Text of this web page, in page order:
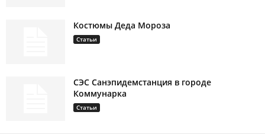
Костюмы Деда Мороза
Статьи
СЭС Санэпидемстанция в городе
Коммунарка
Статьи